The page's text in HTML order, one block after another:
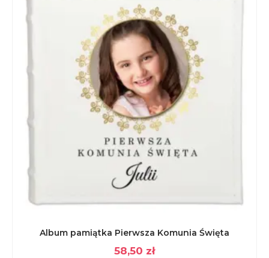
Album pamiątka Pierwsza Komunia Święta
58,50 zł